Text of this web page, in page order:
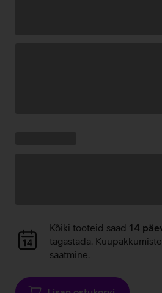
Andmete
laadimine
Kõiki tooteid saad 14
tagastada.
saatmine.